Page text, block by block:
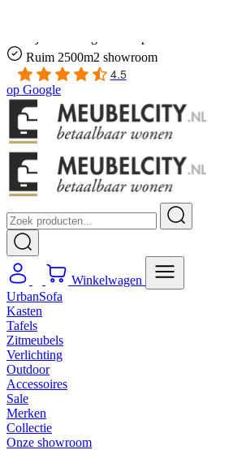
Ruim 2500m2 showroom
4.5
op Google
Winkelwagen
UrbanSofa
Kasten
Tafels
Zitmeubels
Verlichting
Outdoor
Accessoires
Sale
Merken
Collectie
Onze showroom